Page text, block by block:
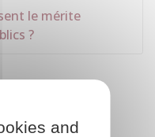
le mérite
?
and